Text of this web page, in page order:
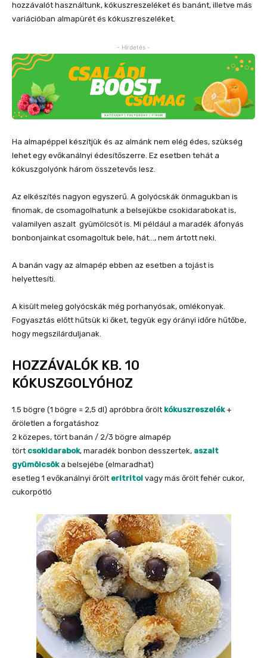
hozzávalót használtunk, kókuszreszeléket és banánt, illetve más
variációban almapürét és kókuszreszeléket.
- Hirdetés -
Ha almapéppel készítjük és az almánk nem elég édes, szükség
lehet egy evőkanálnyi édesítőszerre. Ez esetben tehát a
kókuszgolyónk három összetevős lesz.
Az elkészítés nagyon egyszerű. A golyócskák önmagukban is
finomak, de csomagolhatunk a belsejükbe csokidarabokat is,
valamilyen aszalt gyümölcsöt is. Mi például a maradék áfonyás
bonbonjainkat csomagoltuk bele, hát…, nem ártott neki.
A banán vagy az almapép ebben az esetben a tojást is
helyettesíti.
A kisült meleg golyócskák még porhanyósak, omlékonyak.
Fogyasztás előtt hűtsük ki őket, tegyük egy órányi időre hűtőbe,
hogy megszilárduljanak.
HOZZÁVALÓK KB. 10
KÓKUSZGOLYÓHOZ
1.5 bögre (1 bögre = 2,5 dl) apróbbra őrölt kókuszreszelék+
őröletlen a forgatáshoz
2 közepes, tört banán / 2/3 bögre almapép
tört csokidarabok, maradék bonbon desszertek, aszalt
gyümölcsöka belsejébe (elmaradhat)
esetleg 1 evőkanálnyi őrölt eritritol vagy más őrölt fehér cukor,
cukorpótló